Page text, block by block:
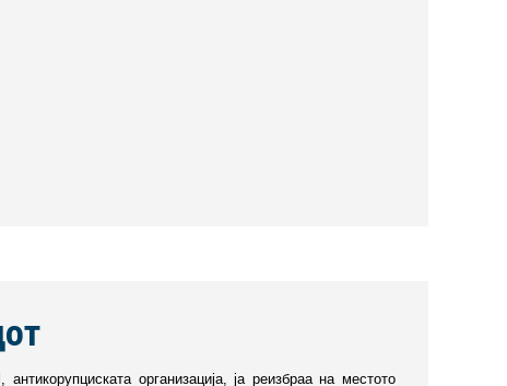
организација, ја реизбраа на местото